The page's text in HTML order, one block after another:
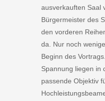
ausverkauften Saal
Bürgermeister des
den vorderen
da. Nur noch
Beginn des
Spannung liegen in
passende Objektiv